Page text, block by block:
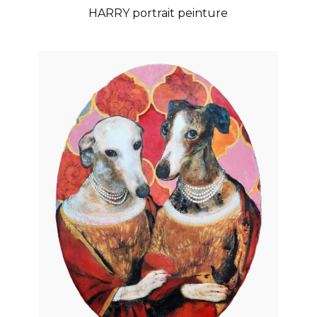
HARRY portrait peinture